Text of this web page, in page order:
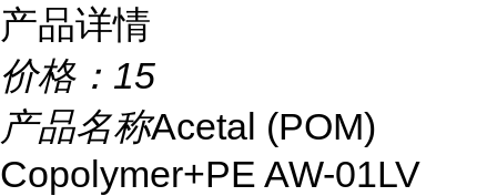
产品详情
价格： 15
产品名称Acetal (POM)
Copolymer+PE AW-01LV